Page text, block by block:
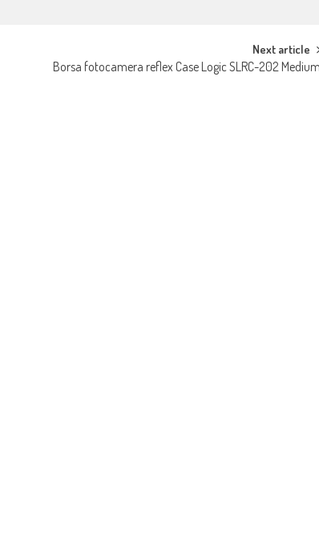
Next article
Borsa fotocamera reflex Case Logic SLRC-202